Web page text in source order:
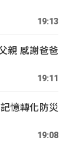
19:13
親 感謝爸爸
19:11
憶轉化防災
19:08